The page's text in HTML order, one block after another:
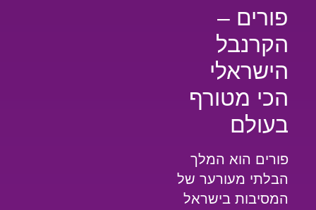
פורים –
הקרנבל
הישראלי
הכי מטורף
בעולם
פורים הוא המלך
הבלתי מעורער של
המסיבות בישראל